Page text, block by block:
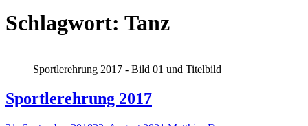
Schlagwort: Tanz
Sportlerehrung 2017 - Bild 01 und Titelbild
Sportlerehrung 2017